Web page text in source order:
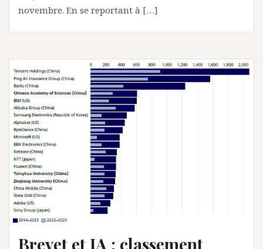
novembre. En se reportant à […]
Brevet et IA : classement